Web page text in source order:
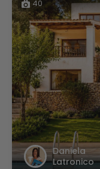
40
Daniela
Latronico